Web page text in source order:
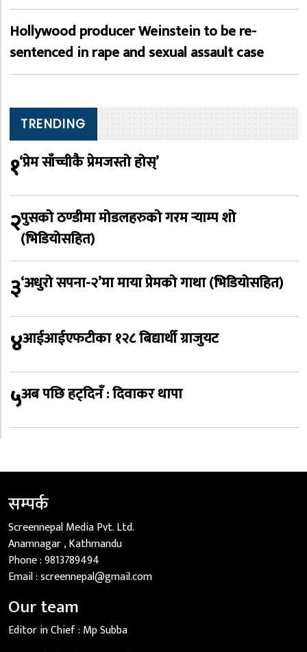
Hollywood producer Weinstein to be re-
sentenced in rape and sexual assault case
TRENDING
१‘प्रेम साँच्चीकै प्रेमजस्तो होस्’
२पुसको ठण्डीमा मोडलहरुको गरम र्‍याम्प शो
(भिडियोसहित)
३‘अधुरो सपना-२’मा माया प्रेमको गाथा (भिडियोसहित)
४आईआईएफटीका १२८ बिद्यार्थी ग्राजुयट
५अब पछि हट्दिनँ : दिवाकर थापा
सम्पर्क
Screennepal Media Pvt. Ltd.
Anamnagar , Kathmandu
Phone :9813789494
Email :screennepal@gmail.com
Our team
Editor in Chief : Mp Subba